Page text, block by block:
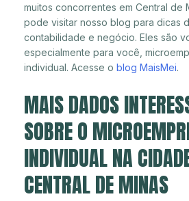
muitos concorrentes em Central de
pode visitar nosso blog para dicas
contabilidade e negócio. Eles são
especialmente para você,
individual. Acesse o blog MaisMei.
MAIS DADOS
SOBRE O
INDIVIDUAL NA
CENTRAL DE MINAS